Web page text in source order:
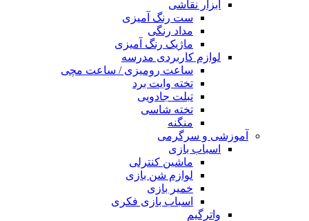
ابزار نقاشی
ست رنگ آمیزی
مداد رنگی
ماژیک رنگ آمیزی
لوازم کاربردی مدرسه
ساعت رومیزی / ساعت مچی
تخته وایت برد
تبلت جادویی
تخته شاسی
آموزشی و سرگرمی
اسباب بازی
ماشین کنترلی
لوازم شن بازی
خمیر بازی
اسباب بازی فکری